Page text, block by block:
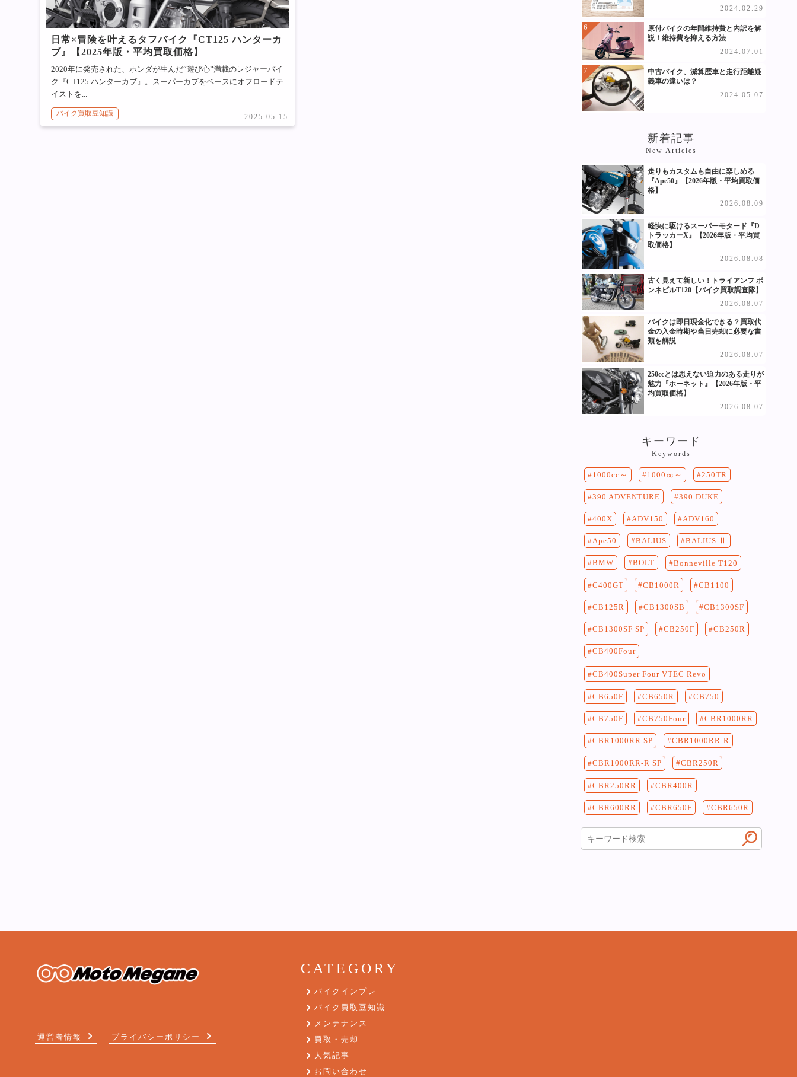
日常×冒険を叶えるタフバイク『CT125 ハンターカ
ブ』【2025年版・平均買取価格】
2020年に発売された、ホンダが生んだ“遊び心”満載のレジャーバイ
ク『CT125 ハンターカブ』。スーパーカブをベースにオフロードテ
イストを...
バイク買取豆知識 2025.05.15
2024.02.29
原付バイクの年間維持費と内訳を解
説！維持費を抑える方法
2024.07.01
中古バイク、減算歴車と走行距離疑
義車の違いは？
2024.05.07
新着記事
New Articles
走りもカスタムも自由に楽しめる
『Ape50』【2026年版・平均買取価
格】
2026.08.09
軽快に駆けるスーパーモタード『D
トラッカーX』【2026年版・平均買
取価格】
2026.08.08
古く見えて新しい！トライアンフ ボ
ンネビルT120【バイク買取調査隊】
2026.08.07
バイクは即日現金化できる？買取代
金の入金時期や当日売却に必要な書
類を解説
2026.08.07
250ccとは思えない迫力のある走りが
魅力『ホーネット』【2026年版・平
均買取価格】
2026.08.07
キーワード
Keywords
1000cc～ 1000㏄～ 250TR
390 ADVENTURE 390 DUKE
400X ADV150 ADV160
Ape50 BALIUS BALIUS Ⅱ
BMW BOLT Bonneville T120
C400GT CB1000R CB1100
CB125R CB1300SB CB1300SF
CB1300SF SP CB250F CB250R
CB400Four
CB400Super Four VTEC Revo
CB650F CB650R CB750
CB750F CB750Four CBR1000RR
CBR1000RR SP CBR1000RR-R
CBR1000RR-R SP CBR250R
CBR250RR CBR400R
CBR600RR CBR650F CBR650R
運営者情報 プライバシーポリシー
CATEGORY
バイクインプレ
バイク買取豆知識
メンテナンス
買取・売却
人気記事
お問い合わせ